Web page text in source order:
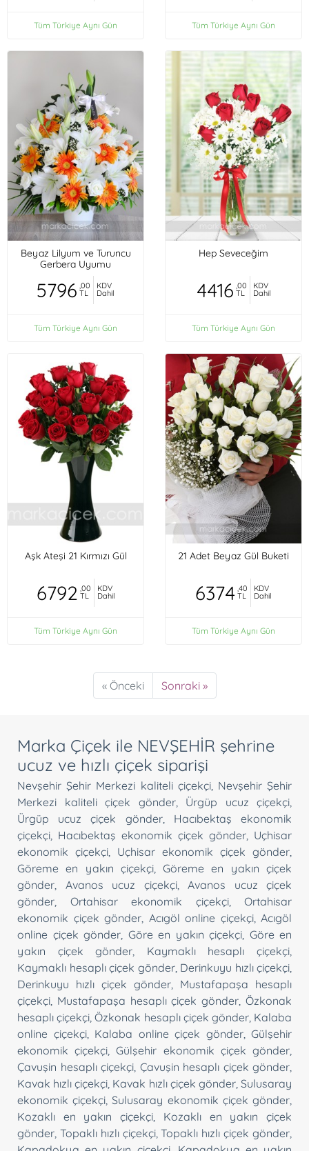
Tüm Türkiye Aynı Gün Tüm Türkiye Aynı Gün
Beyaz Lilyum ve Turuncu
Gerbera Uyumu
5796 ,00
TL
KDV
Dahil
Tüm Türkiye Aynı Gün
Hep Seveceğim
4416 ,00
TL
KDV
Dahil
Tüm Türkiye Aynı Gün
Aşk Ateşi 21 Kırmızı Gül
6792 ,00
TL
KDV
Dahil
Tüm Türkiye Aynı Gün
21 Adet Beyaz Gül Buketi
6374 ,40
TL
KDV
Dahil
Tüm Türkiye Aynı Gün
« Önceki Sonraki »
Marka Çiçek ile NEVŞEHİR şehrine
ucuz ve hızlı çiçek siparişi
Nevşehir Şehir Merkezi kaliteli çiçekçi, Nevşehir Şehir
Merkezi kaliteli çiçek gönder, Ürgüp ucuz çiçekçi
Ürgüp ucuz çiçek gönder, Hacıbektaş ekonomik
çiçekçi Hacıbektaş ekonomik çiçek gönder Uçhisar
ekonomik çiçekçi
Uçhisar ekonomik çiçek gönder
Göreme en yakın çiçekçi,Göreme en yakın çiçek
gönder
Avanos ucuz çiçekçi, Avanos ucuz çiçek
gönder
Ortahisar ekonomik çiçekçi, Ortahisar
ekonomik çiçek gönder Acıgöl online çiçekçi, Acıgöl
online çiçek gönder Göre en yakın çiçekçi Göre en
yakın çiçek gönder
Kaymaklı hesaplı çiçekçi
Kaymaklı hesaplı çiçek gönder, Derinkuyu hızlı çiçekçi
Derinkuyu hızlı çiçek gönder
Mustafapaşa hesaplı
çiçekçi Mustafapaşa hesaplı çiçek gönder ,Özkonak
hesaplı çiçekçi ,Özkonak hesaplı çiçek gönder, Kalaba
online çiçekçi, Kalaba online çiçek gönder, Gülşehir
ekonomik çiçekçi ,Gülşehir ekonomik çiçek gönder
Çavuşin hesaplı çiçekçi Çavuşin hesaplı çiçek gönder
Kavak hızlı çiçekçi Kavak hızlı çiçek gönder,Sulusaray
ekonomik çiçekçi ,Sulusaray ekonomik çiçek gönder
Kozaklı en yakın çiçekçi
Kozaklı en yakın çiçek
gönder Topaklı hızlı çiçekçi,Topaklı hızlı çiçek gönder